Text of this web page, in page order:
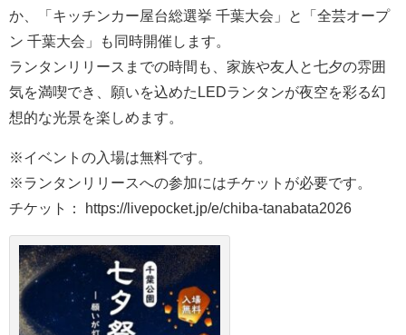
か、「キッチンカー屋台総選挙 千葉大会」と「全芸オープ
ン 千葉大会」も同時開催します。
ランタンリリースまでの時間も、家族や友人と七夕の雰囲
気を満喫でき、願いを込めたLEDランタンが夜空を彩る幻
想的な光景を楽しめます。
※イベントの入場は無料です。
※ランタンリリースへの参加にはチケットが必要です。
チケット： https://livepocket.jp/e/chiba-tanabata2026